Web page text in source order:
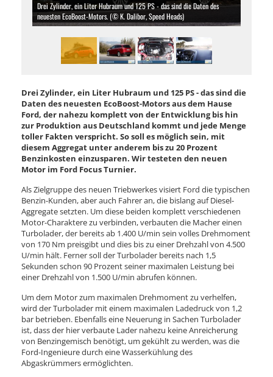
Drei Zylinder, ein Liter Hubraum und 125 PS - das sind die Daten des
neuesten EcoBoost-Motors. (© K. Dalibor, Speed Heads)
Drei Zylinder, ein Liter Hubraum und 125 PS - das sind die
Daten des neuesten EcoBoost-Motors aus dem Hause
Ford, der nahezu komplett von der Entwicklung bis hin
zur Produktion aus Deutschland kommt und jede Menge
toller Fakten verspricht. So soll es möglich sein, mit
diesem Aggregat unter anderem bis zu 20 Prozent
Benzinkosten einzusparen. Wir testeten den neuen
Motor im Ford Focus Turnier.
Als Zielgruppe des neuen Triebwerkes visiert Ford die typischen
Benzin-Kunden, aber auch Fahrer an, die bislang auf Diesel-
Aggregate setzten. Um diese beiden komplett verschiedenen
Motor-Charaktere zu verbinden, verbauten die Macher einen
Turbolader, der bereits ab 1.400 U/min sein volles Drehmoment
von 170 Nm preisgibt und dies bis zu einer Drehzahl von 4.500
U/min hält. Ferner soll der Turbolader bereits nach 1,5
Sekunden schon 90 Prozent seiner maximalen Leistung bei
einer Drehzahl von 1.500 U/min abrufen können.
Um dem Motor zum maximalen Drehmoment zu verhelfen,
wird der Turbolader mit einem maximalen Ladedruck von 1,2
bar betrieben. Ebenfalls eine Neuerung in Sachen Turbolader
ist, dass der hier verbaute Lader nahezu keine Anreicherung
von Benzingemisch benötigt, um gekühlt zu werden, was die
Ford-Ingenieure durch eine Wasserkühlung des
Abgaskrümmers ermöglichten.